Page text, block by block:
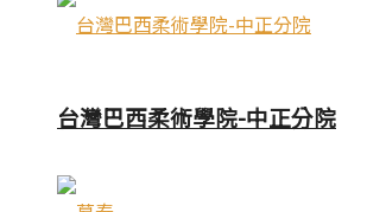
台灣巴西柔術學院-中正分院